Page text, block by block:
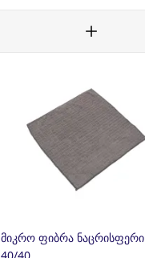
მიკრო ფიბრა ნაცრისფერი